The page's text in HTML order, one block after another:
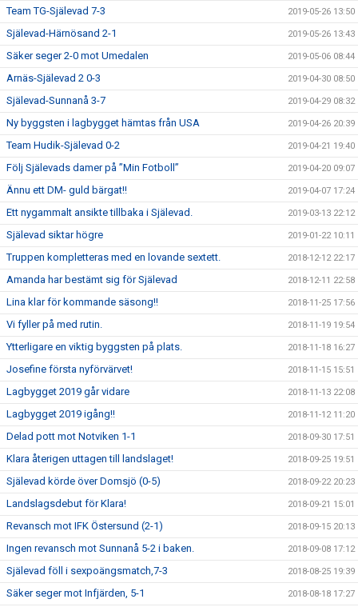
Team TG-Själevad 7-3 2019-05-26 13:50
Själevad-Härnösand 2-1 2019-05-26 13:43
Säker seger 2-0 mot Umedalen 2019-05-06 08:44
Arnäs-Själevad 2 0-3 2019-04-30 08:50
Själevad-Sunnanå 3-7 2019-04-29 08:32
Ny byggsten i lagbygget hämtas från USA 2019-04-26 20:39
Team Hudik-Själevad 0-2 2019-04-21 19:40
Följ Själevads damer på ”Min Fotboll” 2019-04-20 09:07
Ännu ett DM- guld bärgat!! 2019-04-07 17:24
Ett nygammalt ansikte tillbaka i Själevad. 2019-03-13 22:12
Själevad siktar högre 2019-01-22 10:11
Truppen kompletteras med en lovande sextett. 2018-12-12 22:17
Amanda har bestämt sig för Själevad 2018-12-11 22:58
Lina klar för kommande säsong!! 2018-11-25 17:56
Vi fyller på med rutin. 2018-11-19 19:54
Ytterligare en viktig byggsten på plats. 2018-11-18 16:27
Josefine första nyförvärvet! 2018-11-15 15:51
Lagbygget 2019 går vidare 2018-11-13 22:08
Lagbygget 2019 igång!! 2018-11-12 11:20
Delad pott mot Notviken 1-1 2018-09-30 17:51
Klara återigen uttagen till landslaget! 2018-09-25 19:51
Själevad körde över Domsjö (0-5) 2018-09-22 20:23
Landslagsdebut för Klara! 2018-09-21 15:01
Revansch mot IFK Östersund (2-1) 2018-09-15 20:13
Ingen revansch mot Sunnanå 5-2 i baken. 2018-09-08 17:12
Själevad föll i sexpoängsmatch,7-3 2018-08-25 19:39
Säker seger mot Infjärden, 5-1 2018-08-18 17:27